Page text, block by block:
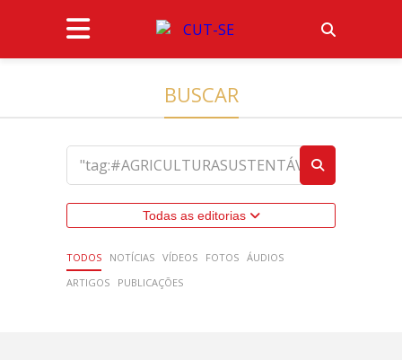
BUSCAR
Todas as editorias
TODOS NOTÍCIAS VÍDEOS FOTOS ÁUDIOS
ARTIGOS
PUBLICAÇÕES